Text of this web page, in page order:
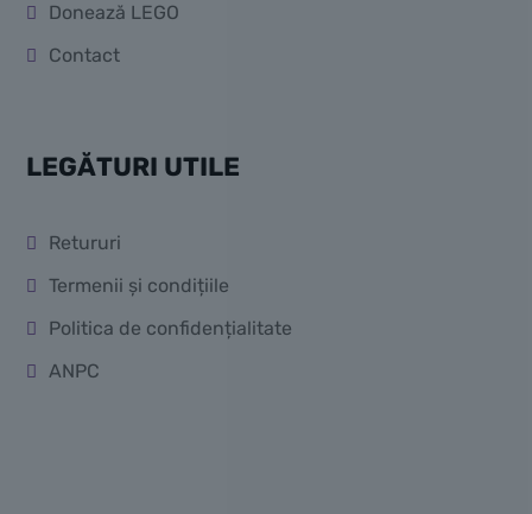
Donează LEGO
Contact
LEGĂTURI UTILE
Retururi
Termenii și condițiile
Politica de confidențialitate
ANPC